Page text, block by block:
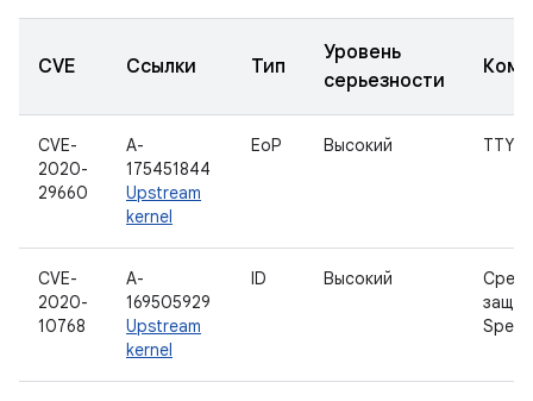
CVE Ссылки Тип
Уровень
серьезности
CVE-
2020-
29660
A-
175451844
Upstream
kernel
EoP Высокий TTY
CVE-
2020-
10768
A-
169505929
Upstream
kernel
ID Высокий